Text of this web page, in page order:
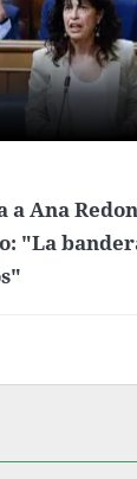
a Ana
"La